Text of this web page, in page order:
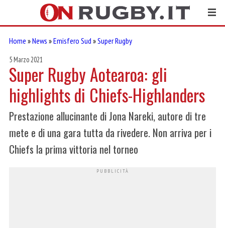
Home »News »Emisfero Sud »Super Rugby
5 Marzo 2021
Super Rugby Aotearoa: gli
highlights di Chiefs-Highlanders
Prestazione allucinante di Jona Nareki, autore di tre
mete e di una gara tutta da rivedere. Non arriva per i
Chiefs la prima vittoria nel torneo